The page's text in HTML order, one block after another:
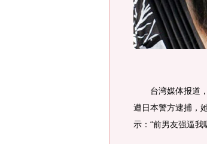
台湾媒体报道，
遭日本警方逮捕，
示：“前男友强逼